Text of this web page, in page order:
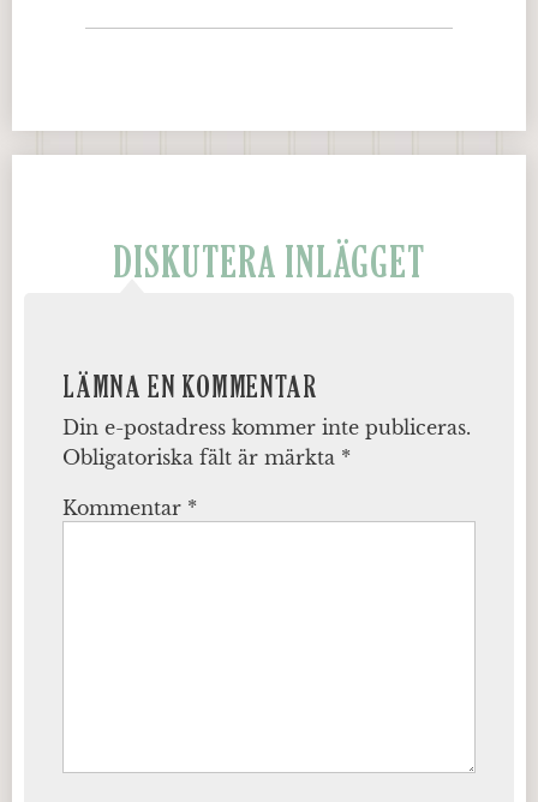
DISKUTERA INLÄGGET
LÄMNA EN KOMMENTAR
Din e-postadress kommer inte publiceras.
Obligatoriska fält är märkta *
Kommentar *